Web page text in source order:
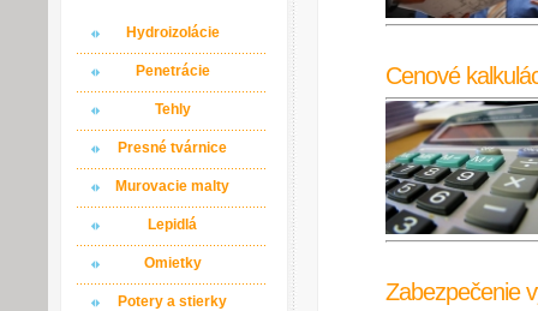
Hydroizolácie
Penetrácie
Tehly
Presné tvárnice
Murovacie malty
Lepidlá
Omietky
Potery a stierky
Cenové
Zabezpečenie